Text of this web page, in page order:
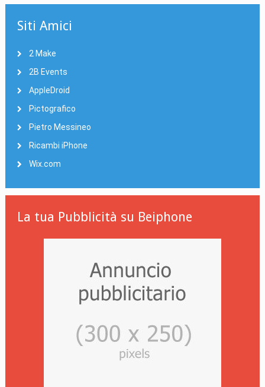
Siti Amici
2 Make
2B Events
AppleDroid
Pictografico
Pietro Messineo
Ricambi iPhone
Wix.com
La tua Pubblicità su Beiphone